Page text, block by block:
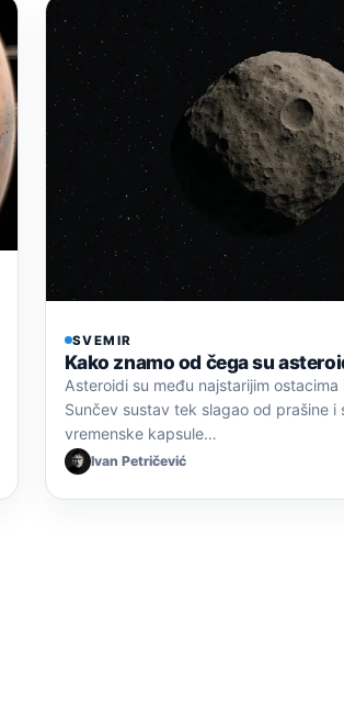
SVEMIR
Kako znamo od čega su
Asteroidi su među najstarijim
Sunčev sustav tek slagao od prašine i
vremenske kapsule…
Ivan Petričević